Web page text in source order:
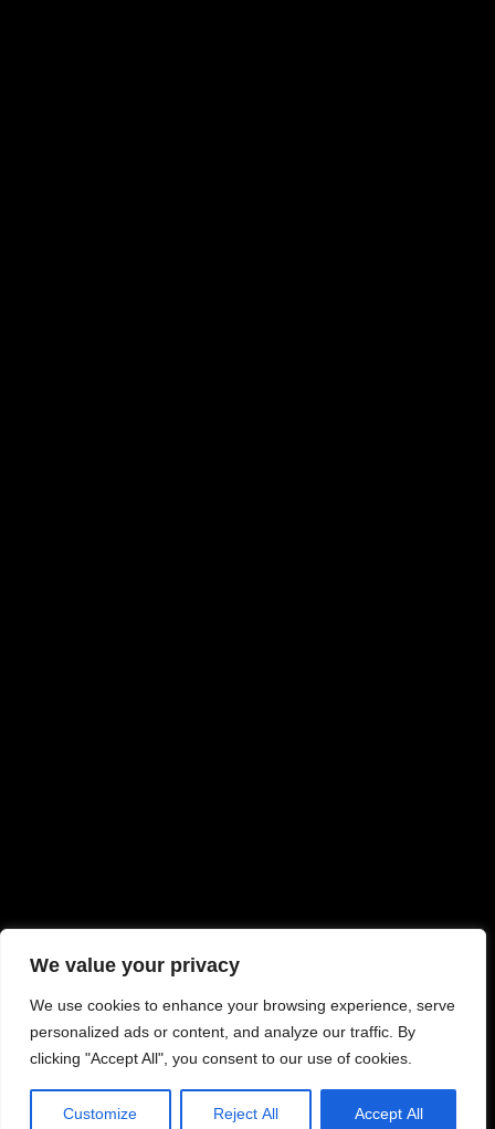
We value your privacy
We use cookies to enhance your browsing experience, serve
personalized ads or content, and analyze our traffic. By
clicking "Accept All", you consent to our use of cookies.
Customize Reject All Accept All